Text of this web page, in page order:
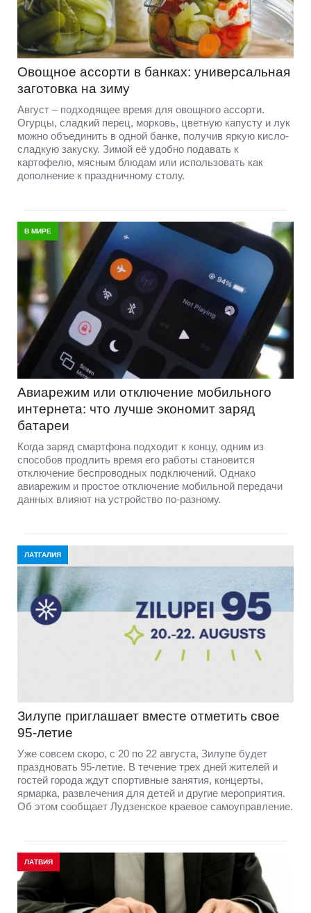
Овощное ассорти в банках: универсальная
заготовка на зиму
Август – подходящее время для овощного ассорти.
Огурцы, сладкий перец, морковь, цветную капусту и лук
можно объединить в одной банке, получив яркую кисло-
сладкую закуску. Зимой её удобно подавать к
картофелю, мясным блюдам или использовать как
дополнение к праздничному столу.
В МИРЕ
Авиарежим или отключение мобильного
интернета: что лучше экономит заряд
батареи
Когда заряд смартфона подходит к концу, одним из
способов продлить время его работы становится
отключение беспроводных подключений. Однако
авиарежим и простое отключение мобильной передачи
данных влияют на устройство по-разному.
ЛАТГАЛИЯ
Зилупе приглашает вместе отметить свое
95-летие
Уже совсем скоро, с 20 по 22 августа, Зилупе будет
праздновать 95-летие. В течение трех дней жителей и
гостей города ждут спортивные занятия, концерты,
ярмарка, развлечения для детей и другие мероприятия.
Об этом сообщает Лудзенское краевое самоуправление.
ЛАТВИЯ